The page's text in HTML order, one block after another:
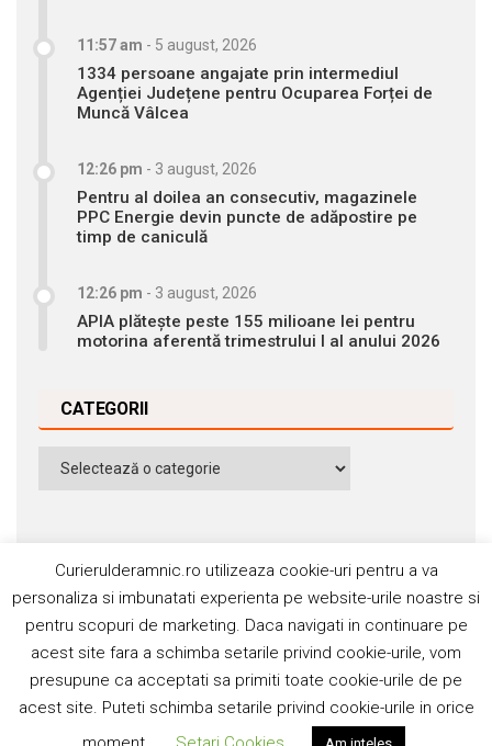
11:57 am - 5 august, 2026
1334 persoane angajate prin intermediul
Agenției Județene pentru Ocuparea Forței de
Muncă Vâlcea
12:26 pm - 3 august, 2026
Pentru al doilea an consecutiv, magazinele
PPC Energie devin puncte de adăpostire pe
timp de caniculă
12:26 pm - 3 august, 2026
APIA plătește peste 155 milioane lei pentru
motorina aferentă trimestrului I al anului 2026
CATEGORII
Categorii
Contact
Abonamente
Termeni si condiţii
©2006-2020 Silviu Popescu. Toate drepturile rezervate. ISSN:
Curierulderamnic.ro utilizeaza cookie-uri pentru a va
personaliza si imbunatati experienta pe website-urile noastre si
pentru scopuri de marketing. Daca navigati in continuare pe
acest site fara a schimba setarile privind cookie-urile, vom
presupune ca acceptati sa primiti toate cookie-urile de pe
acest site. Puteti schimba setarile privind cookie-urile in orice